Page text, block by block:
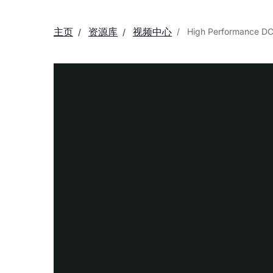
主页 资源库 视频中心 High Performance